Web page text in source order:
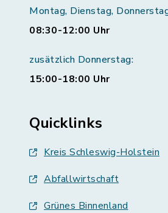
Montag, Dienstag,
08:30-12:00 Uhr
zusätzlich Donnerstag:
15:00-18:00 Uhr
Quicklinks
Kreis Schleswig-Holstein
Abfallwirtschaft
Grünes Binnenland